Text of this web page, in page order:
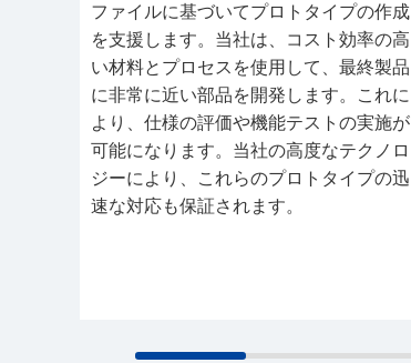
ファイルに基づいてプロトタイプの作成
を支援します。当社は、コスト効率の高
い材料とプロセスを使用して、最終製品
に非常に近い部品を開発します。これに
より、仕様の評価や機能テストの実施が
可能になります。当社の高度なテクノロ
ジーにより、これらのプロトタイプの迅
速な対応も保証されます。